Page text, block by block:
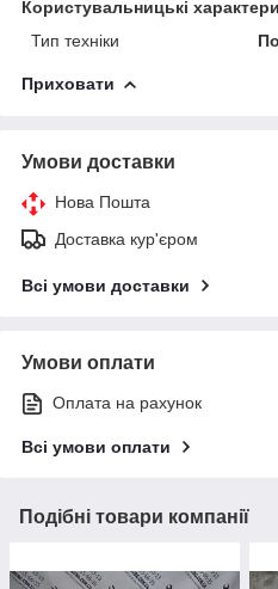
Користувальницькі
Тип техніки
Приховати
Умови доставки
Нова Пошта
Доставка кур'єром
Всі умови доставки
Умови оплати
Оплата на рахунок
Всі умови оплати
Подібні товари компанії